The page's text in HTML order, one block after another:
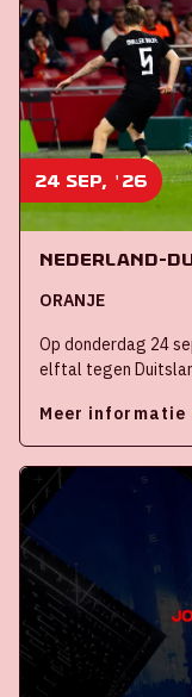
24 sep, '26
Nederland-
ORANJE
Op donderdag 24
elftal tegen
Meer informatie